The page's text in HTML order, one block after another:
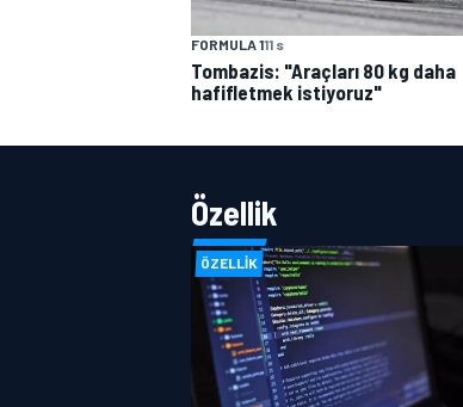
FORMULA 111 s
Tombazis: "Araçları 80 kg daha
hafifletmek istiyoruz"
Özellik
ÖZELLIK